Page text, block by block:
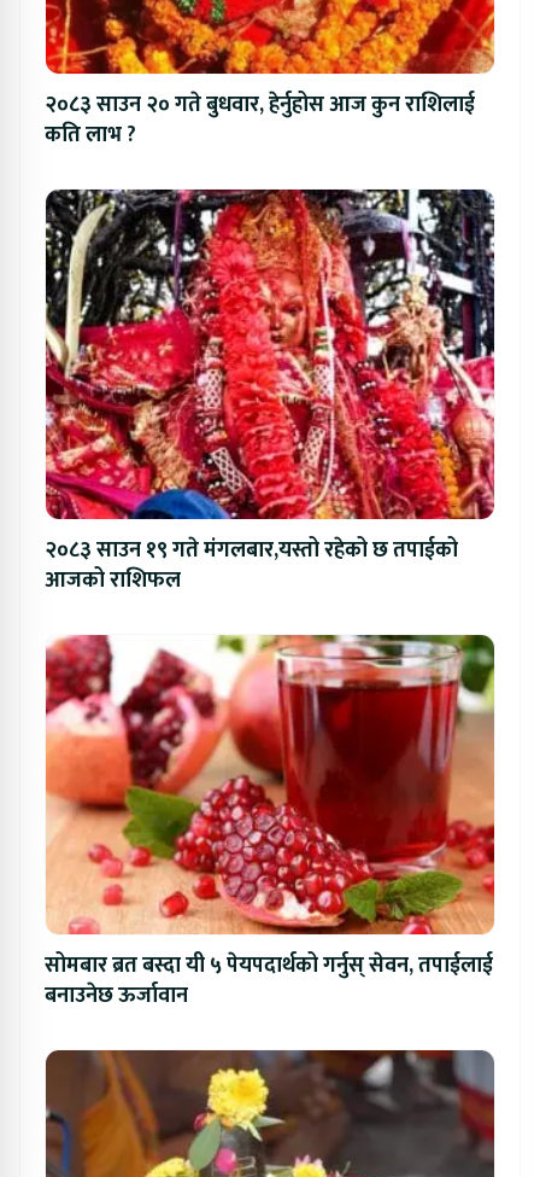
२०८३ साउन २० गते बुधवार, हेर्नुहोस आज कुन राशिलाई
कति लाभ ?
२०८३ साउन १९ गते मंगलबार,यस्तो रहेको छ तपाईको
आजको राशिफल
सोमबार ब्रत बस्दा यी ५ पेयपदार्थको गर्नुस् सेवन, तपाईलाई
बनाउनेछ ऊर्जावान